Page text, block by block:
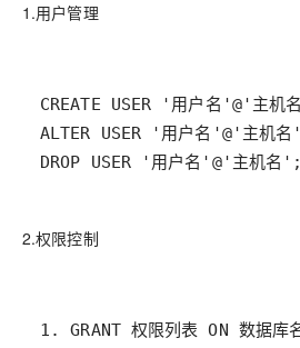
1.用户管理
DROP USER '用户名'@'主机名';
2.权限控制